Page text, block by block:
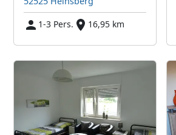
1-3 Pers.
16,95 km